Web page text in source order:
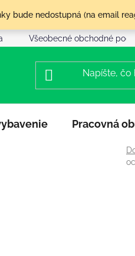
bude nedostupná (na email
Všeobecné obchodné
Pracovná